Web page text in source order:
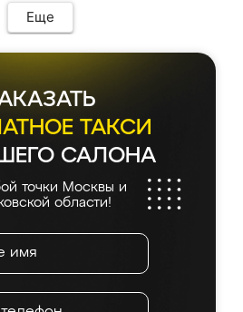
на свое место без
Качеством осталась
так, как и ожидала.
Еще
ТАКСИ
САЛОНА
точки Москвы и
области!